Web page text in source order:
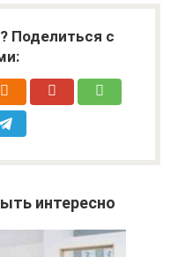
Поделиться с
интересно